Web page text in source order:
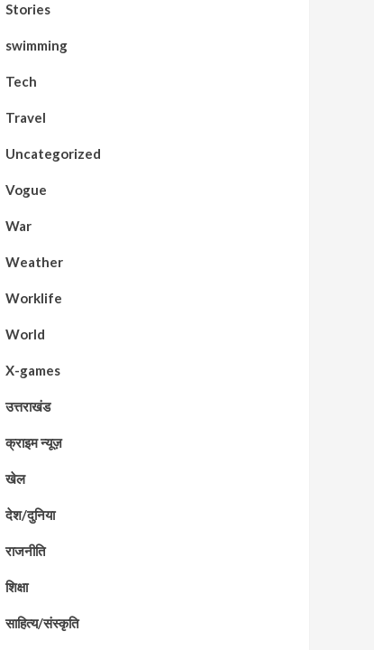
Stories
swimming
Tech
Travel
Uncategorized
Vogue
War
Weather
Worklife
World
X-games
उत्तराखंड
क्राइम न्यूज़
खेल
देश/दुनिया
राजनीति
शिक्षा
साहित्य/संस्कृति